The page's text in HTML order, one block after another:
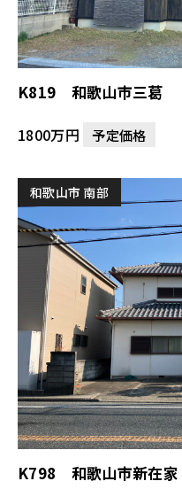
K819 和歌山市三葛
1800万円 予定価格
和歌山市 南部
K798 和歌山市新在家